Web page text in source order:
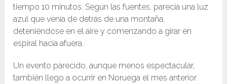
tiempo 10 minutos. Según las fuentes, parecía una luz
azul que venía de detrás de una montaña,
deteniéndose en el aire y comenzando a girar en
espiral hacia afuera.
Un evento parecido, aunque menos espectacular,
también llego a ocurrir en Noruega el mes anterior.